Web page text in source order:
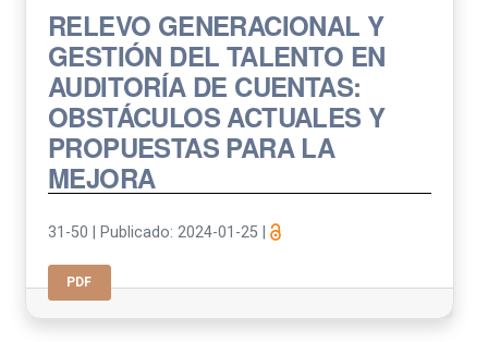
RELEVO GENERACIONAL Y
GESTIÓN DEL TALENTO EN
AUDITORÍA DE CUENTAS:
OBSTÁCULOS ACTUALES Y
PROPUESTAS PARA LA
MEJORA
31-50 Publicado: 2024-01-25
PDF